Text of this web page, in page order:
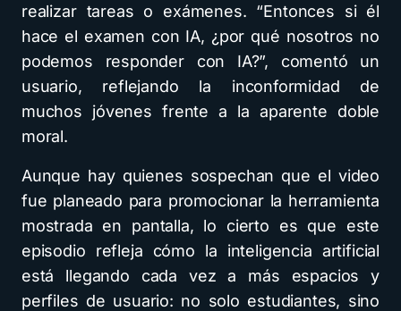
realizar tareas o exámenes. “Entonces si él
hace el examen con IA, ¿por qué nosotros no
podemos responder con IA?”, comentó un
usuario, reflejando la inconformidad de
muchos jóvenes frente a la aparente doble
moral.
Aunque hay quienes sospechan que el video
fue planeado para promocionar la herramienta
mostrada en pantalla, lo cierto es que este
episodio refleja cómo la inteligencia artificial
está llegando cada vez a más espacios y
perfiles de usuario: no solo estudiantes, sino